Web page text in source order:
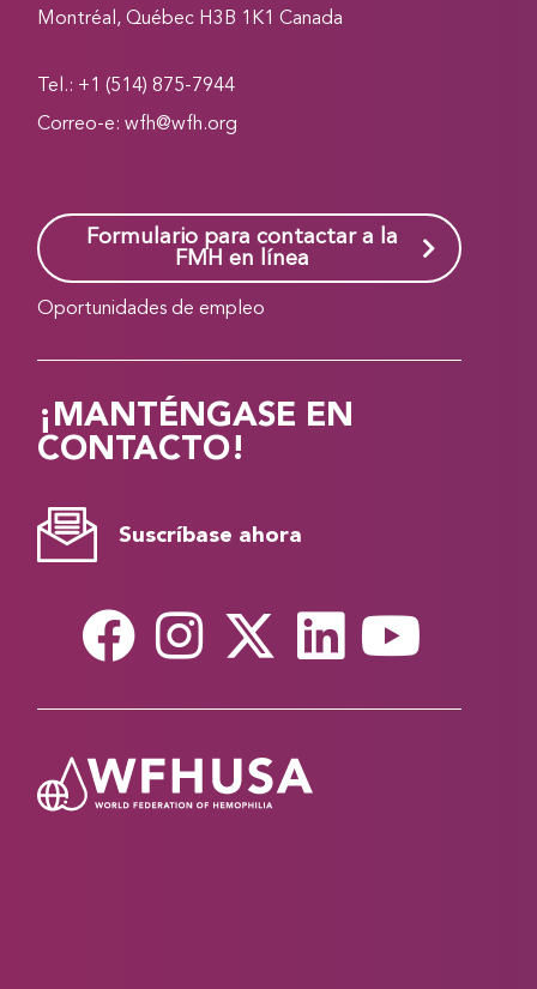
Montréal, Québec H3B 1K1 Canada
Tel.: +1 (514) 875-7944
Correo-e:wfh@wfh.org
Formulario para contactar a la
FMH en línea
Oportunidades de empleo
¡MANTÉNGASE EN
CONTACTO!
Suscríbase ahora